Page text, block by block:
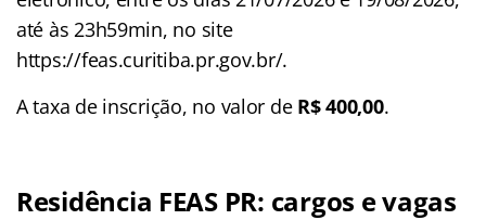
até às 23h59min, no site
https://feas.curitiba.pr.gov.br/.
A taxa de inscrição, no valor de R$ 400,00.
Residência FEAS PR: cargos e vagas